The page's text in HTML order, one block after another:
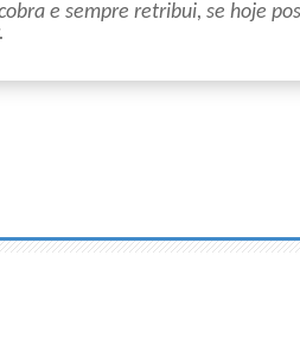
e sempre retribui, se hoje